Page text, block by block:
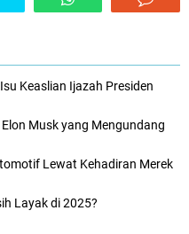
Keaslian Ijazah Presiden
Musk yang Mengundang
Lewat Kehadiran Merek
Layak di 2025?